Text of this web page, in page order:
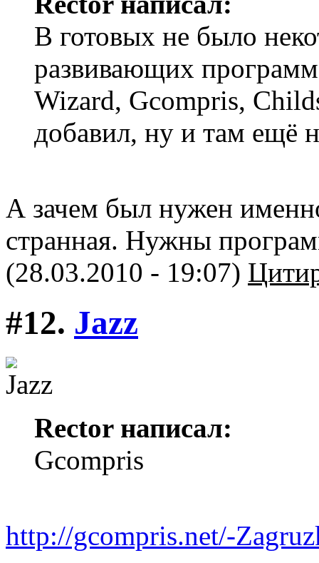
В готовых не было
развивающих
Wizard, Gcompris,
добавил, ну и там ещё
А зачем был нужен
странная. Нужны
(28.03.2010 - 19:07)
#12. Jazz
Rector написал:
Gcompris
http://gcompris.net/-